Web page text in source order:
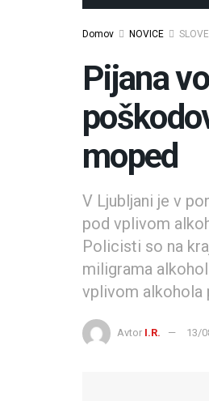
Domov NOVICE
Pijana
moped
V Ljubljani je v
pod vplivom
Policisti so na
miligrama
vplivom
Avtor I.R. 13/